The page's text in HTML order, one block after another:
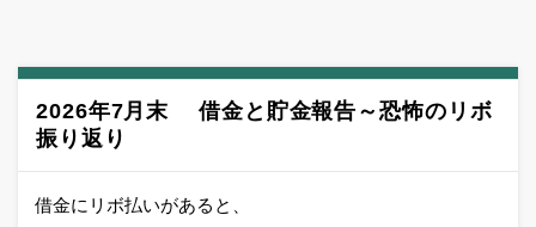
2026年7月末 借金と貯金報告～恐怖のリボ
振り返り
借金にリボ払いがあると、